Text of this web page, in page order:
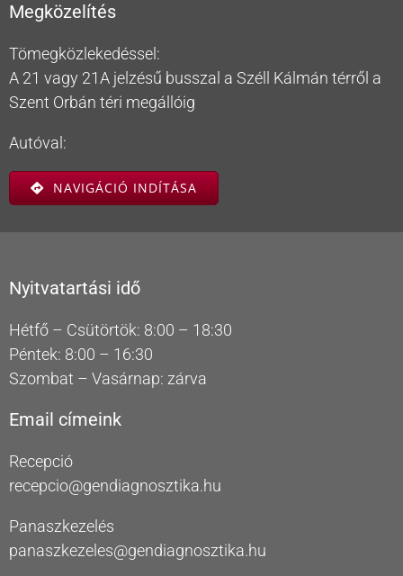
Megközelítés
Tömegközlekedéssel:
A 21 vagy 21A jelzésű busszal a Széll Kálmán térről a
Szent Orbán téri megállóig
Autóval:
NAVIGÁCIÓ INDÍTÁSA
Nyitvatartási idő
Hétfő – Csütörtök: 8:00 – 18:30
Péntek: 8:00 – 16:30
Szombat – Vasárnap: zárva
Email címeink
Recepció
recepcio@gendiagnosztika.hu
Panaszkezelés
panaszkezeles@gendiagnosztika.hu